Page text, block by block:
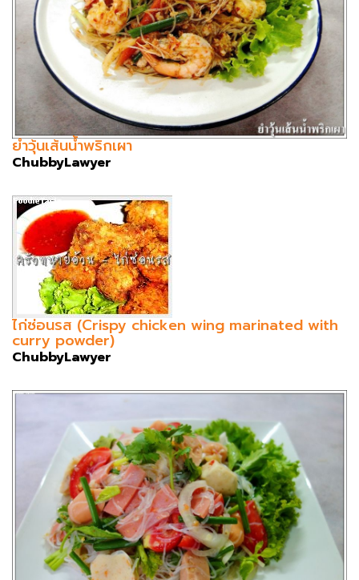
ยำวุ้นเส้นน้ำพริกเผา
ChubbyLawyer
ไก่ซ่อนรส (Crispy chicken wing marinated with
curry powder)
ChubbyLawyer